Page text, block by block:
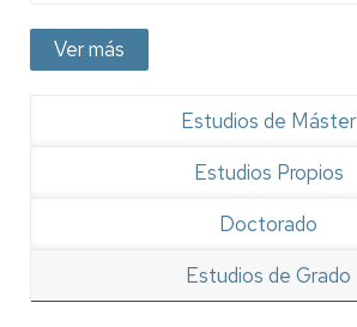
Ver más
Estudios de Grado
Estudios de Máster
Estudios Propios
Doctorado